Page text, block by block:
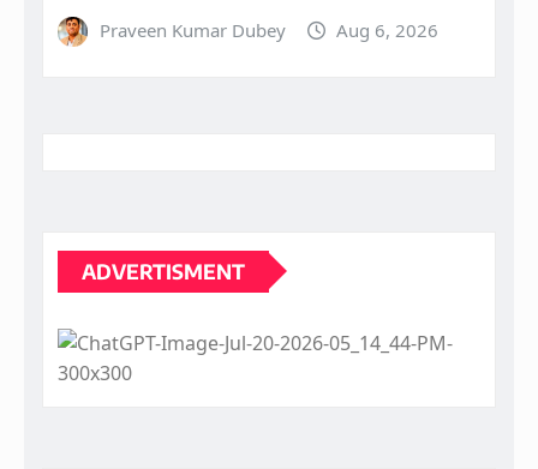
Praveen Kumar Dubey Aug 6, 2026
ADVERTISMENT